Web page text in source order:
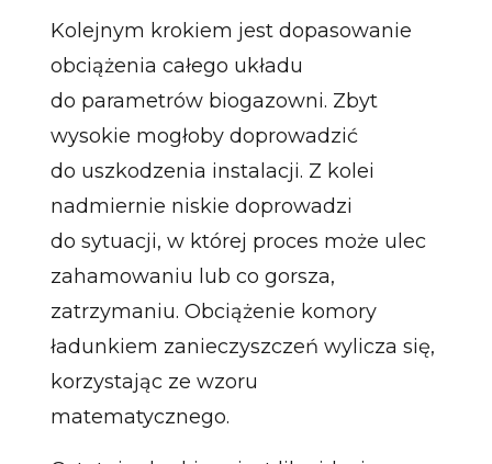
Kolejnym krokiem jest dopasowanie
obciążenia całego układu
do parametrów biogazowni. Zbyt
wysokie mogłoby doprowadzić
do uszkodzenia instalacji. Z kolei
nadmiernie niskie doprowadzi
do sytuacji, w której proces może ulec
zahamowaniu lub co gorsza,
zatrzymaniu. Obciążenie komory
ładunkiem zanieczyszczeń wylicza się,
korzystając ze wzoru
matematycznego.